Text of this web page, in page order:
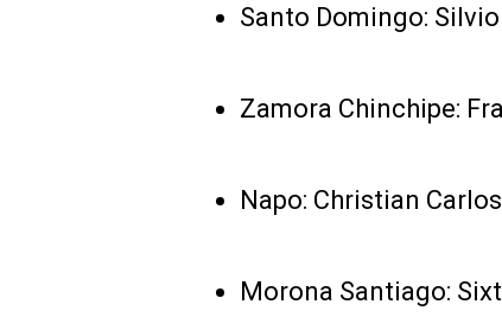
Santo Domingo:
Zamora Chinchipe:
Napo: Christian
Morona Santiago: